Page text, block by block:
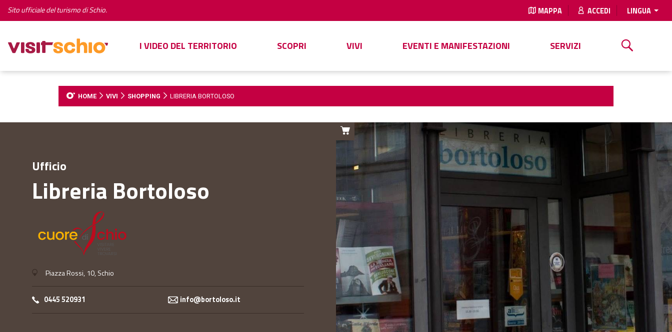
Sito ufficiale del turismo di Schio. MAPPA ACCEDI LINGUA
I VIDEO DEL TERRITORIO SCOPRI VIVI EVENTI E MANIFESTAZIONI SERVIZI
HOME VIVI SHOPPING LIBRERIA BORTOLOSO
Ufficio
Libreria Bortoloso
Piazza Rossi, 10, Schio
0445 520931 info@bortoloso.it